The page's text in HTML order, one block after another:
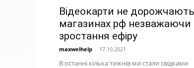
Відеокарти не
магазинах рф незважаючи
зростання ефіру
maxwelhelp - 17.10.2021
В останні кілька тижнів ми стали свідками